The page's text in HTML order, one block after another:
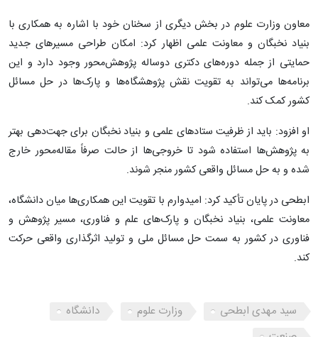
معاون وزارت علوم در بخش دیگری از سخنان خود با اشاره به همکاری با
بنیاد نخبگان و معاونت علمی اظهار کرد: امکان طراحی مسیرهای جدید
حمایتی از جمله دوره‌های دکتری دوساله پژوهش‌محور وجود دارد و این
برنامه‌ها می‌تواند به تقویت نقش پژوهشگاه‌ها و پارک‌ها در حل مسائل
کشور کمک کند.
او افزود: باید از ظرفیت ستادهای علمی و بنیاد نخبگان برای جهت‌دهی بهتر
به پژوهش‌ها استفاده شود تا خروجی‌ها از حالت صرفاً مقاله‌محور خارج
شده و به حل مسائل واقعی کشور منجر شوند.
ابطحی در پایان تأکید کرد: امیدوارم با تقویت این همکاری‌ها میان دانشگاه،
معاونت علمی، بنیاد نخبگان و پارک‌های علم و فناوری، مسیر پژوهش و
فناوری در کشور به سمت حل مسائل ملی و تولید اثرگذاری واقعی حرکت
کند.
سید مهدی ابطحی وزارت علوم
دانشگاه